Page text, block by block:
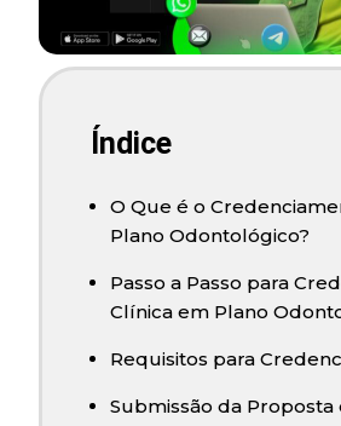
Índice
O Que é o
Plano Odontológico?
Passo a Passo para
Clínica em Plano
Requisitos para
Submissão da Proposta